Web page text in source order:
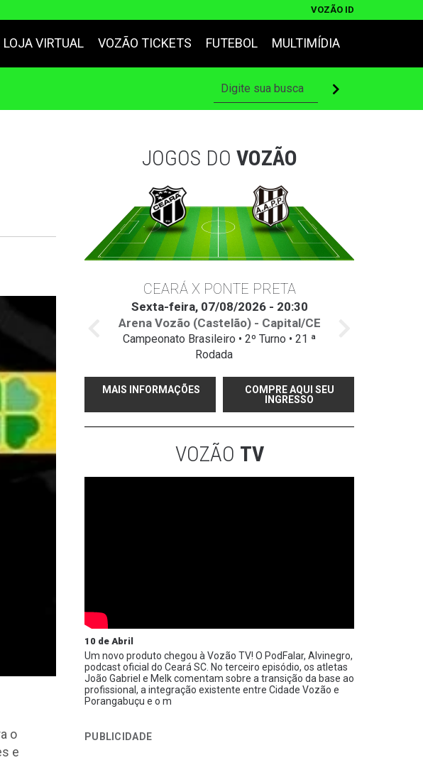
VOZÃO ID
LOJA VIRTUAL VOZÃO TICKETS FUTEBOL MULTIMÍDIA
o
e
JOGOS DO VOZÃO
CEARÁ X PONTE PRETA
Sexta-feira, 07/08/2026 - 20:30
Arena Vozão (Castelão) - Capital/CE
Campeonato Brasileiro • 2º Turno • 21 ª
Rodada
MAIS INFORMAÇÕES
COMPRE AQUI SEU
INGRESSO
VOZÃO TV
10 de Abril
Um novo produto chegou à Vozão TV! O PodFalar, Alvinegro,
podcast oficial do Ceará SC. No terceiro episódio, os atletas
João Gabriel e Melk comentam sobre a transição da base ao
profissional, a integração existente entre Cidade Vozão e
Porangabuçu e o m
PUBLICIDADE